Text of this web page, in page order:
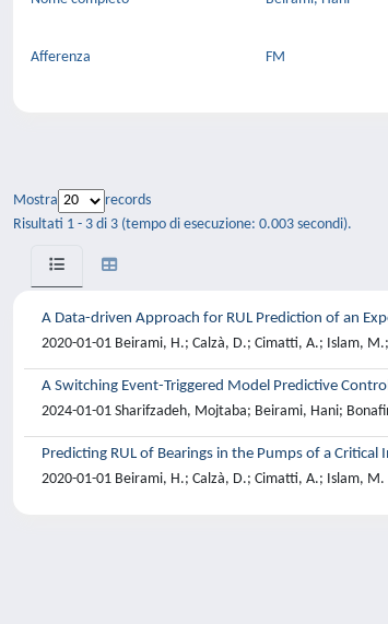
Afferenza FM
Mostra
records
Risultati 1 - 3 di 3 (tempo di esecuzione: 0.003 secondi).
A Data-driven Approach for RUL Prediction of an
2020-01-01 Beirami, H.; Calzà, D.; Cimatti, A.; Islam,
A Switching Event-Triggered Model Predictive
2024-01-01 Sharifzadeh, Mojtaba; Beirami, Hani;
Predicting RUL of Bearings in the Pumps of a
2020-01-01 Beirami, H.; Calzà, D.; Cimatti, A.; Islam, M.